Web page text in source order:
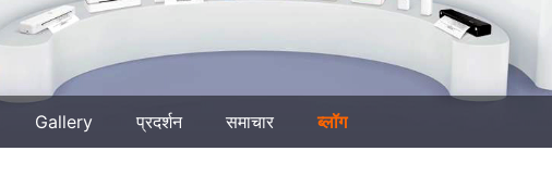
Gallery प्रदर्शन समाचार ब्लॉग